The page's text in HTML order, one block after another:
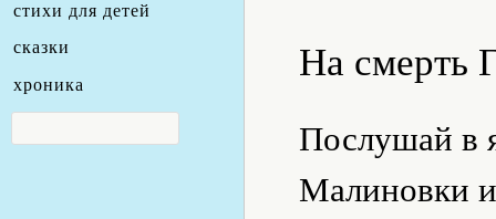
стихи для детей
сказки
хроника
На смерть
Послушай в
Малиновки